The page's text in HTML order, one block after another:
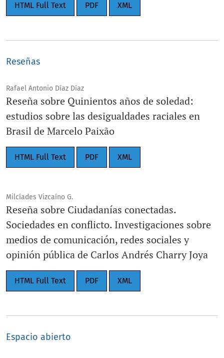
HTML Full Text PDF XML
Reseñas
Rafael Antonio Díaz Díaz
Reseña sobre Quinientos años de soledad:
estudios sobre las desigualdades raciales en
Brasil de Marcelo Paixão
HTML Full Text PDF XML
Milcíades Vizcaíno G.
Reseña sobre Ciudadanías conectadas.
Sociedades en conflicto. Investigaciones sobre
medios de comunicación, redes sociales y
opinión pública de Carlos Andrés Charry Joya
HTML Full Text PDF XML
Espacio abierto